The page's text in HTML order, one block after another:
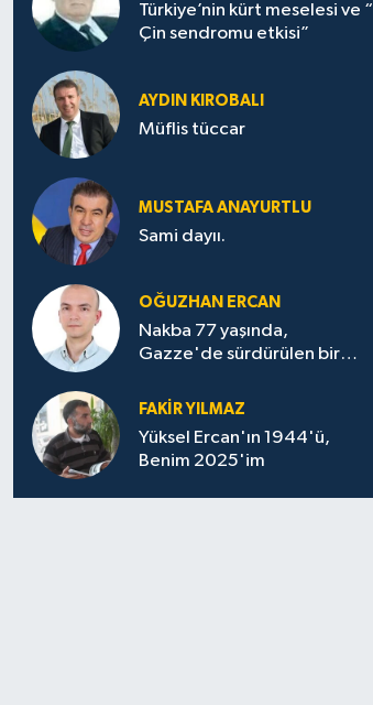
Türkiye’nin kürt meselesi ve “
Çin sendromu etkisi”
AYDIN KIROBALI
Müflis tüccar
MUSTAFA ANAYURTLU
Sami dayıı.
OĞUZHAN ERCAN
Nakba 77 yaşında,
Gazze'de sürdürülen bir
FAKİR YILMAZ
Yüksel Ercan'ın 1944'ü,
Benim 2025'im